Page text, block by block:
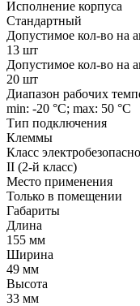
Исполнение корпуса
Стандартный
Допустимое кол-во на
13 шт
Допустимое кол-во на
20 шт
Диапазон рабочих
min: -20 °C; max: 50 °C
Тип подключения
Клеммы
Класс
II (2-й класс)
Место применения
Только в помещении
Габариты
Длина
155 мм
Ширина
49 мм
Высота
33 мм